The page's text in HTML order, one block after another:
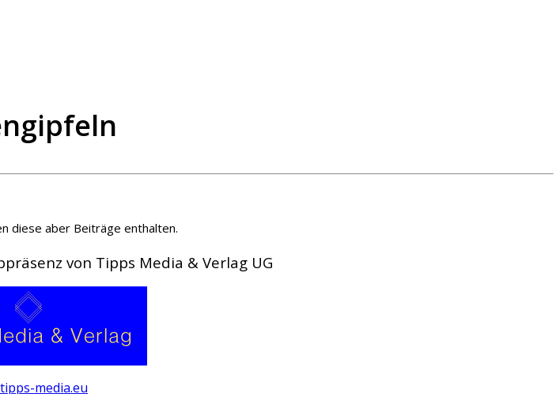
diese aber Beiträge enthalten.
von Tipps Media & Verlag UG
media.eu